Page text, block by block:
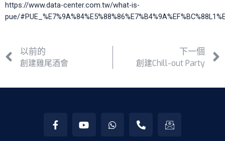
https://www.data-center.com.tw/what-is-
pue/
以前的
創建雞尾酒會
下一個
創建Chill-out Party